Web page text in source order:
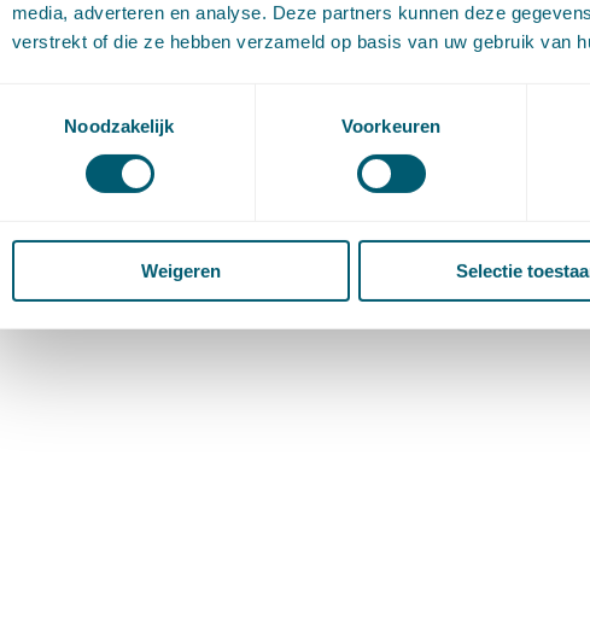
media, adverteren en analyse. Deze partners kunnen deze
verstrekt of die ze hebben verzameld op basis van uw gebruik van
Noodzakelijk
Voorkeuren
Weigeren Selectie